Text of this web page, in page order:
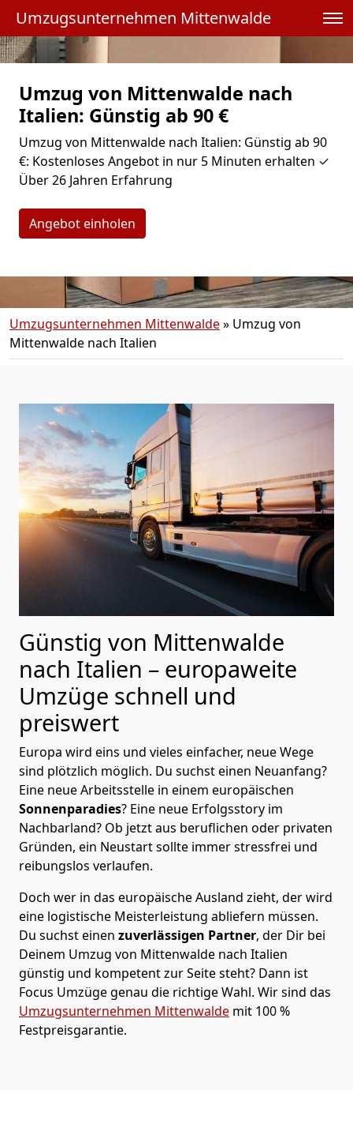
Umzugsunternehmen Mittenwalde
Umzug von Mittenwalde nach
Italien: Günstig ab 90 €
Umzug von Mittenwalde nach Italien: Günstig ab 90
€: Kostenloses Angebot in nur 5 Minuten erhalten ✓
Über 26 Jahren Erfahrung
Angebot einholen
Umzugsunternehmen Mittenwalde» Umzug von
Mittenwalde nach Italien
Günstig von Mittenwalde
nach Italien – europaweite
Umzüge schnell und
preiswert
Europa wird eins und vieles einfacher, neue Wege
sind plötzlich möglich. Du suchst einen Neuanfang?
Eine neue Arbeitsstelle in einem europäischen
Sonnenparadies? Eine neue Erfolgsstory im
Nachbarland? Ob jetzt aus beruflichen oder privaten
Gründen, ein Neustart sollte immer stressfrei und
reibungslos verlaufen.
Doch wer in das europäische Ausland zieht, der wird
eine logistische Meisterleistung abliefern müssen.
Du suchst einen zuverlässigen Partner, der Dir bei
Deinem Umzug von Mittenwalde nach Italien
günstig und kompetent zur Seite steht? Dann ist
Focus Umzügegenau die richtige Wahl. Wir sind das
Umzugsunternehmen Mittenwalde mit 100 %
Festpreisgarantie.